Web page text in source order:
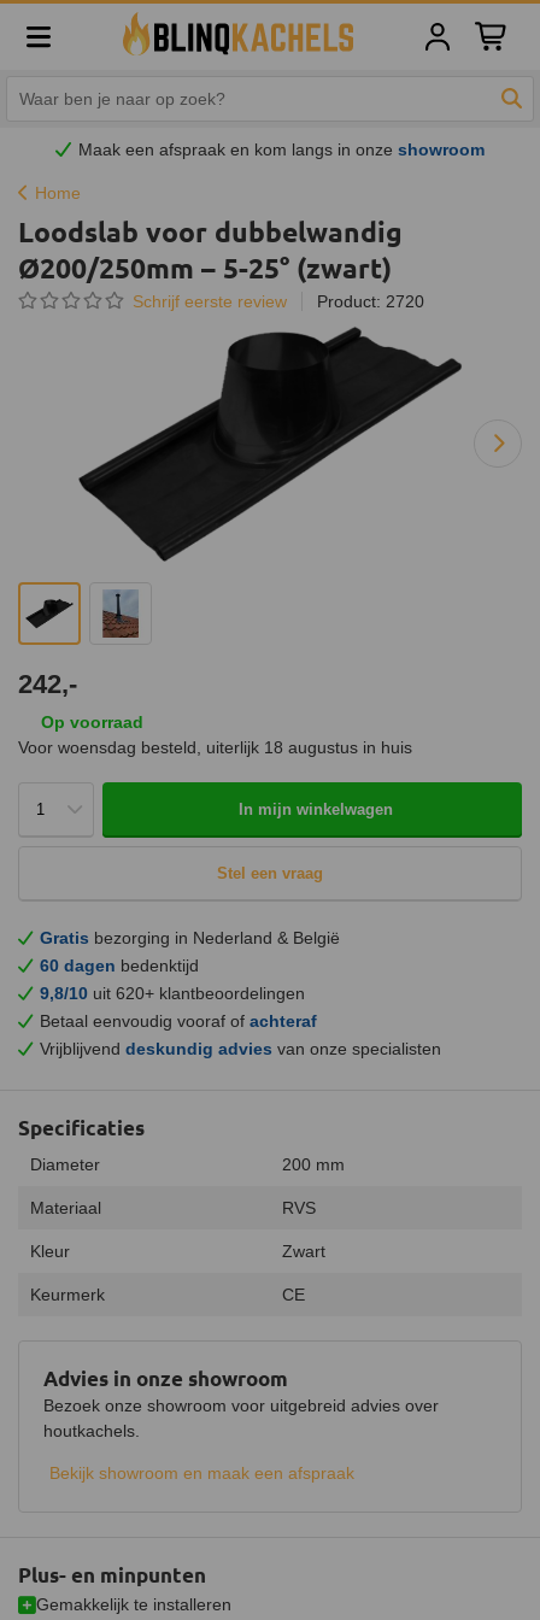
Maak een afspraak en kom langs in onzeshowroom
Home
Loodslab voor dubbelwandig
Ø200/250mm – 5-25° (zwart)
Schrijf eerste review Product: 2720
242,-
Op voorraad
Voor woensdag besteld, uiterlijk 18 augustus in huis
In mijn winkelwagen
Stel een vraag
Gratis bezorging in Nederland & België
60 dagen bedenktijd
9,8/10 uit 620+ klantbeoordelingen
Betaal eenvoudig vooraf of achteraf
Vrijblijvend deskundig advies van onze specialisten
Plus- en minpunten
Gemakkelijk te installeren
Advies in onze showroom
Bezoek onze showroom voor uitgebreid advies over
houtkachels.
Bekijk showroom en maak een afspraak
Specificaties
Diameter 200 mm
Materiaal RVS
Kleur Zwart
Keurmerk CE